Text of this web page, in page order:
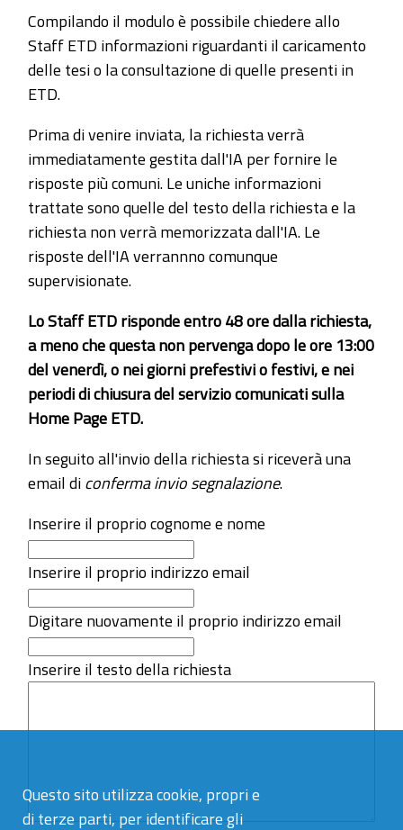
Questo sito utilizza cookie, propri e
di terze parti, per identificare gli
Compilando il modulo è possibile chiedere allo
Staff ETD informazioni riguardanti il caricamento
delle tesi o la consultazione di quelle presenti in
ETD.
Prima di venire inviata, la richiesta verrà
immediatamente gestita dall'IA per fornire le
risposte più comuni. Le uniche informazioni
trattate sono quelle del testo della richiesta e la
richiesta non verrà memorizzata dall'IA. Le
risposte dell'IA verrannno comunque
supervisionate.
Lo Staff ETD risponde entro 48 ore dalla richiesta,
a meno che questa non pervenga dopo le ore 13:00
del venerdì, o nei giorni prefestivi o festivi, e nei
periodi di chiusura del servizio comunicati sulla
Home Page ETD.
In seguito all'invio della richiesta si riceverà una
email diconferma invio segnalazione.
Inserire il proprio cognome e nome
Inserire il proprio indirizzo email
Digitare nuovamente il proprio indirizzo email
Inserire il testo della richiesta